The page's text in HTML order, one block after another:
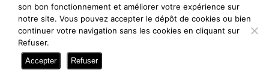
© 2026 Acteurs des reseaux. Boutique en ligne
conçue par Batinaco
son bon fonctionnement et améliorer votre expérience sur
notre site. Vous pouvez accepter le dépôt de cookies ou bien
continuer votre navigation sans les cookies en cliquant sur
Refuser.
Accepter Refuser